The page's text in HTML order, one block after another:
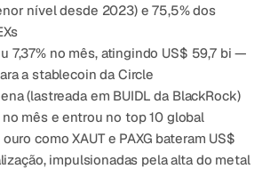
nível desde 2023) e 75,5% dos
7,37% no mês, atingindo US$ 59,7 bi —
a stablecoin da Circle
(lastreada em BUIDL da BlackRock)
no mês e entrou no top 10 global
como XAUT e PAXG bateram US$
impulsionadas pela alta do metal